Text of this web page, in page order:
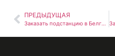
ПРЕДЫДУЩАЯ
Заказать подстанцию в Белгороде «под ключ» — от проекта до ввода в эксплуатацию